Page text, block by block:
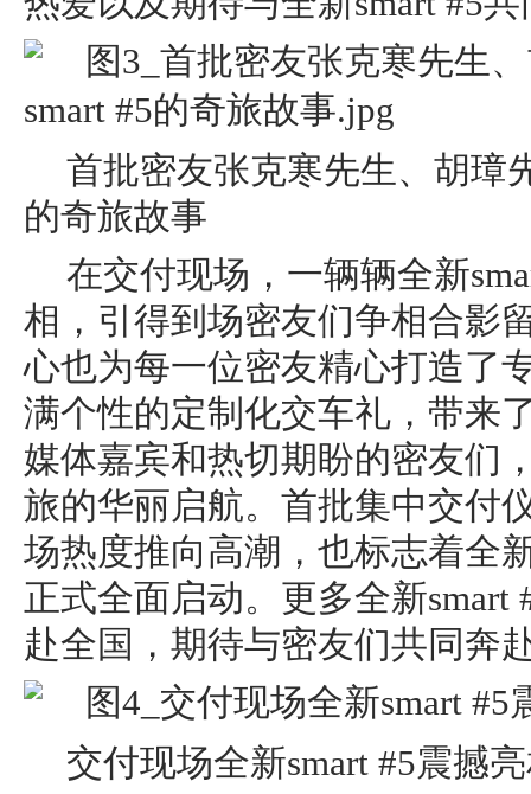
首批密友张克寒先⽣、胡璋
的奇旅故事
在交付现场，一辆辆全新
相，引得到场密友们争相合影
心也为每一位密友精心打造了
满个性的定制化交车礼，带来
媒体嘉宾和热切期盼的密友们
旅的华丽启航。首批集中交付
场热度推向高潮，也标志着全
正式全面启动。更多全新smart
赴全国，期待与密友们共同奔
交付现场全新smart #5震撼